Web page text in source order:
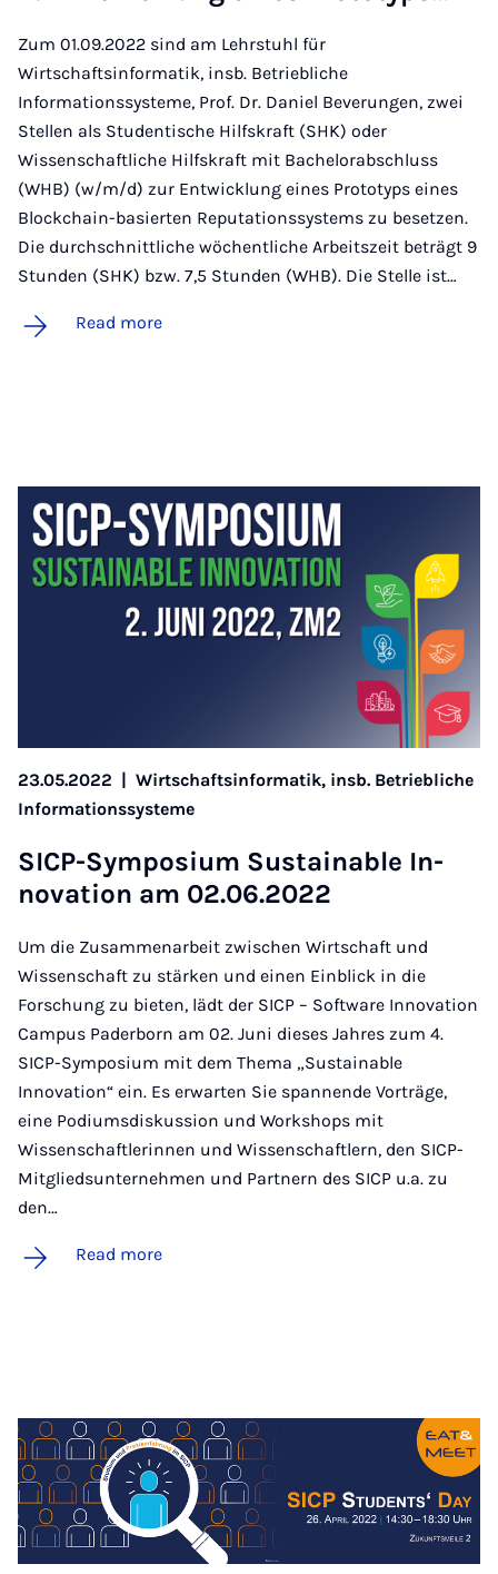
Zum 01.09.2022 sind am Lehrstuhl für
Wirtschaftsinformatik, insb. Betriebliche
Informationssysteme, Prof. Dr. Daniel Beverungen, zwei
Stellen als Studentische Hilfskraft (SHK) oder
Wissenschaftliche Hilfskraft mit Bachelorabschluss
(WHB) (w/m/d) zur Entwicklung eines Prototyps eines
Blockchain-basierten Reputationssystems zu besetzen.
Die durchschnittliche wöchentliche Arbeitszeit beträgt 9
Stunden (SHK) bzw. 7,5 Stunden (WHB). Die Stelle ist…
Read more
23.05.2022 | Wirtschaftsinformatik, insb. Betriebliche
Informationssysteme
SICP-Sym­posi­um Sus­tain­able In­
nov­a­tion am 02.06.2022
Um die Zusammenarbeit zwischen Wirtschaft und
Wissenschaft zu stärken und einen Einblick in die
Forschung zu bieten, lädt der SICP – Software Innovation
Campus Paderborn am 02. Juni dieses Jahres zum 4.
SICP-Symposium mit dem Thema „Sustainable
Innovation“ ein. Es erwarten Sie spannende Vorträge,
eine Podiumsdiskussion und Workshops mit
Wissenschaftlerinnen und Wissenschaftlern, den SICP-
Mitgliedsunternehmen und Partnern des SICP u.a. zu
den…
Read more